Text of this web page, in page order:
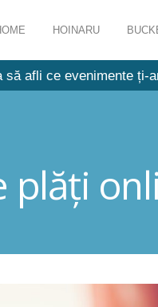
HOINARU
afli ce evenimente ți-